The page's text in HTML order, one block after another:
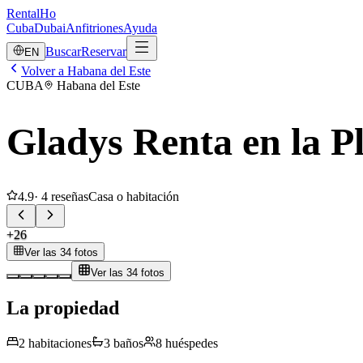
RentalHo
CubaDubaiAnfitrionesAyuda
EN BuscarReservar
Volver a Habana del Este
CUBA
Habana del Este
Gladys Renta en la
4.9· 4 reseñasCasa o habitación
+26
Ver las 34 fotos
Ver las 34 fotos
La propiedad
2 habitaciones 3 baños 8 huéspedes